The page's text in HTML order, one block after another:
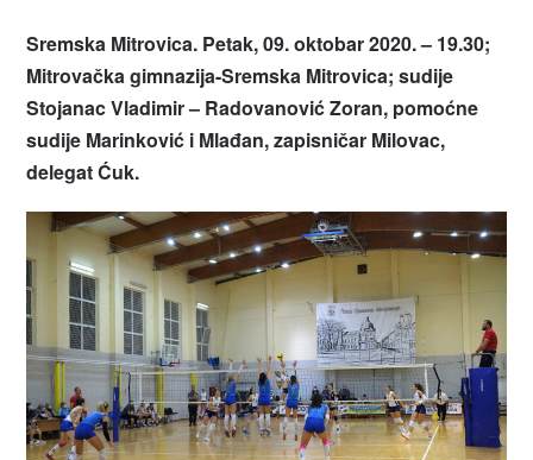
Sremska Mitrovica. Petak, 09. oktobar 2020. – 19.30;
Mitrovačka gimnazija-Sremska Mitrovica; sudije
Stojanac Vladimir – Radovanović Zoran, pomoćne
sudije Marinković i Mlađan, zapisničar Milovac,
delegat Ćuk.